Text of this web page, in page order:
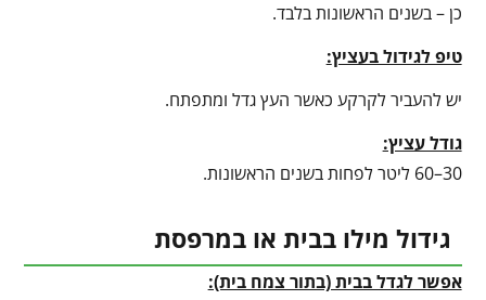
כן – בשנים הראשונות בלבד.
טיפ לגידול בעציץ:
יש להעביר לקרקע כאשר העץ גדל ומתפתח.
גודל עציץ:
30–60 ליטר לפחות בשנים הראשונות.
גידול מילו בבית או במרפסת
אפשר לגדל בבית (בתור צמח בית):